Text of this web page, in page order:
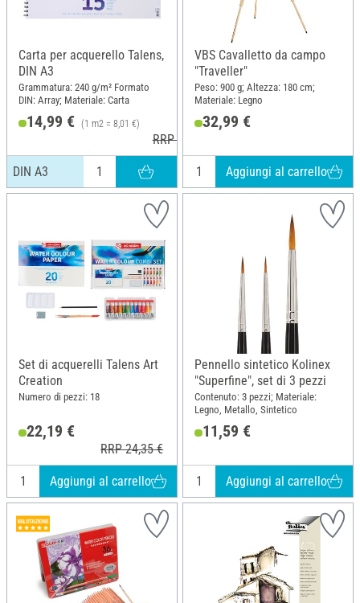
Carta per acquerello Talens,
DIN A3
Grammatura: 240 g/m² Formato
DIN: Array; Materiale: Carta
14,99 € (1 m2 = 8,01 €)
RRP 16,10 €
DIN A3
VBS Cavalletto da campo
"Traveller"
Peso: 900 g; Altezza: 180 cm;
Materiale: Legno
32,99 €
Aggiungi al carrello
Set di acquerelli Talens Art
Creation
Numero di pezzi: 18
22,19 €
RRP 24,35 €
Aggiungi al carrello
Pennello sintetico Kolinex
"Superfine", set di 3 pezzi
Contenuto: 3 pezzi; Materiale:
Legno, Metallo, Sintetico
11,59 €
Aggiungi al carrello